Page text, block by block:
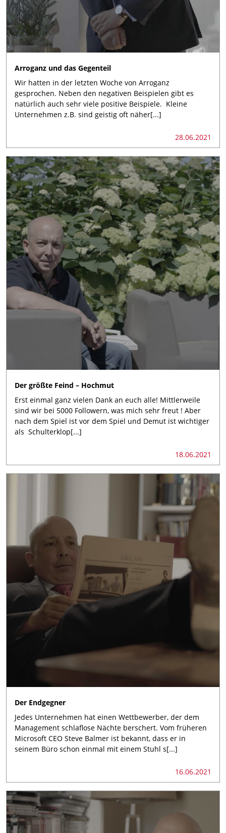
Arroganz und das Gegenteil
Wir hatten in der letzten Woche von Arroganz
gesprochen. Neben den negativen Beispielen gibt es
natürlich auch sehr viele positive Beispiele. Kleine
Unternehmen z.B. sind geistig oft näher[...]
28.06.2021
Der größte Feind – Hochmut
Erst einmal ganz vielen Dank an euch alle! Mittlerweile
sind wir bei 5000 Followern, was mich sehr freut ! Aber
nach dem Spiel ist vor dem Spiel und Demut ist wichtiger
als Schulterklop[...]
18.06.2021
Der Endgegner
Jedes Unternehmen hat einen Wettbewerber, der dem
Management schlaflose Nächte berschert. Vom früheren
Microsoft CEO Steve Balmer ist bekannt, dass er in
seinem Büro schon einmal mit einem Stuhl s[...]
16.06.2021